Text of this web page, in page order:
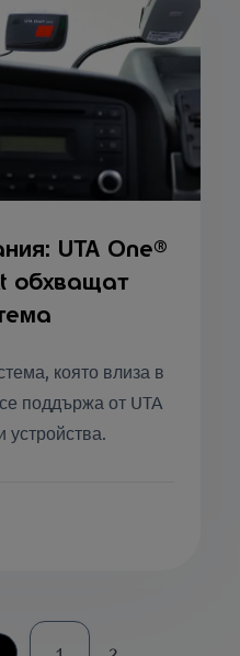
UTA One®
обхващат
която влиза в
поддържа от UTA
устройства.